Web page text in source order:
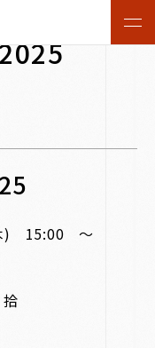
) 15:00 ～